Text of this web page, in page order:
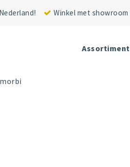
Winkel met showroom
Assortiment